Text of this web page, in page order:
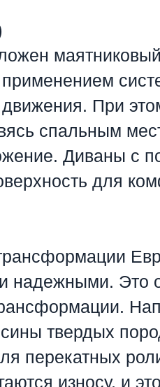
При
спальным
Диваны с
для
надежными. Это
твердых
перекатных
износу, и